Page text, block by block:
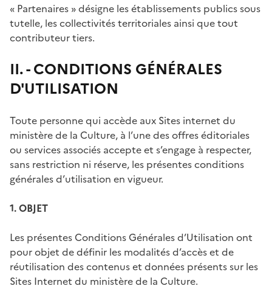
« Partenaires » désigne les établissements publics sous
tutelle, les collectivités territoriales ainsi que tout
contributeur tiers.
II. - CONDITIONS GÉNÉRALES
D'UTILISATION
Toute personne qui accède aux Sites internet du
ministère de la Culture, à l’une des offres éditoriales
ou services associés accepte et s’engage à respecter,
sans restriction ni réserve, les présentes conditions
générales d’utilisation en vigueur.
1. OBJET
Les présentes Conditions Générales d’Utilisation ont
pour objet de définir les modalités d’accès et de
réutilisation des contenus et données présents sur les
Sites Internet du ministère de la Culture.